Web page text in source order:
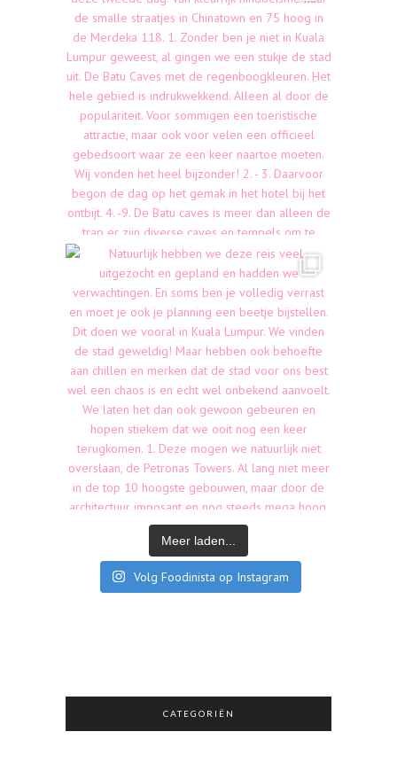
Meer laden...
Volg Foodinista op Instagram
CATEGORIËN